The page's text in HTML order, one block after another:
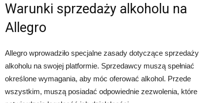
Warunki sprzedaży alkoholu na
Allegro
Allegro wprowadziło specjalne zasady dotyczące sprzedaży
alkoholu na swojej platformie. Sprzedawcy muszą spełniać
określone wymagania, aby móc oferować alkohol. Przede
wszystkim, muszą posiadać odpowiednie zezwolenia, które